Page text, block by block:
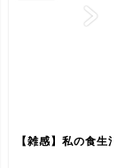
【雑感】私の食生活